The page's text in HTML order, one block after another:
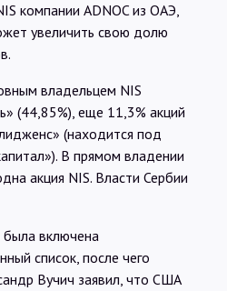
компании ADNOC из ОАЭ,
увеличить свою долю
владельцем NIS
(44,85%), еще 11,3% акций
(находится под
В прямом владении
акция NIS. Власти Сербии
включена
список, после чего
Вучич заявил, что США